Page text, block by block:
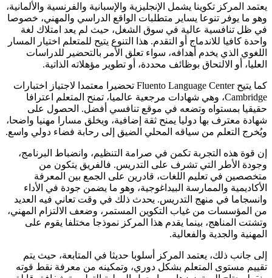
يعتمد المركز تكوينا يشمل الإنجليزية والإسبانية والفرنسية والألمانية،
وهو ما يوفر تنوعا يساير متطلبات الواقع الدراسي والمهني، خصوصا
في ظل تنافسية عالية في سوق الشغل، حيث لم يعد امتلاك لغة
واحدة كافيا للاندماج أو التقدم. هذا التنوع يتيح للمتعلم اختيار المسار
اللغوي الذي يخدم أهدافه، سواء تعلق الأمر بالتحضير للدراسات
العليا، أو الالتحاق بوظائف محددة، أو تطوير مؤهلاته الذاتية.
كما يتيح Fluento Language Center تحضيرا معتمدا لاجتياز اختبارات
Cambridge، وهي شهادات مرجعية عالميا، تمنح المتعلم اعترافا
حقيقيا بمستواه وتضعه في موقع تنافسي أفضل. الحصول على
شهادة معترف بها دوليا يمنح ثقة إضافية، ويخلق مسارا مهنيا واضحا،
ويُخرج التعلم من سياقه المحلي الضيق إلى رحابة فضاء دولي واسع.
إن قوة هذه التجربة تكمن في صرامة التنظيم، وانضباط البرنامج،
وجودة الأطر التي تشرف على التدريس. فالفريق يتكون من
متخصصين في تعليم اللغات، قادرين على الجمع بين المعرفة
الأكاديمية والممارسة البيداغوجية، وهو ما يضمن جودة في الأداء
وانسجاما في منهج التدريس. يحدث ذلك في وقت تعاني فيه العديد
من المؤسسات من غياب التكوين المستمر، وضعف الالتزام المهني،
وتشتت المناهج، بينما يقدم هذا المركز نموذجا مختلفا يقوم على
المهنية والجدية والفعالية.
إلى جانب ذلك، يعتمد المركز أسلوبا حديثا في المتابعة، حيث يتم
تقييم مستوى المتعلم بشكل دوري، وتمكينه من معرفة نقط قوته